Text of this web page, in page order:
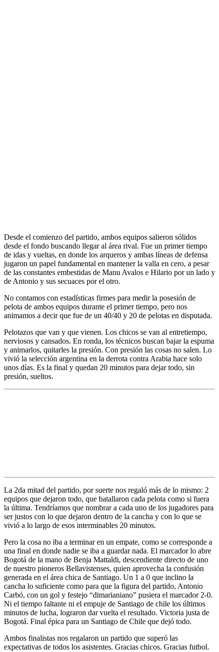
Desde el comienzo del partido, ambos equipos salieron sólidos
desde el fondo buscando llegar al área rival. Fue un primer tiempo
de idas y vueltas, en donde los arqueros y ambas líneas de defensa
jugaron un papel fundamental en mantener la valla en cero, a pesar
de las constantes embestidas de Manu Avalos e Hilario por un lado y
de Antonio y sus secuaces por el otro.
No contamos con estadísticas firmes para medir la posesión de
pelota de ambos equipos durante el primer tiempo, pero nos
animamos a decir que fue de un 40/40 y 20 de pelotas en disputada.
Pelotazos que van y que vienen. Los chicos se van al entretiempo,
nerviosos y cansados. En ronda, los técnicos buscan bajar la espuma
y animarlos, quitarles la presión. Con presión las cosas no salen. Lo
vivió la selección argentina en la derrota contra Arabia hace solo
unos días. Es la final y quedan 20 minutos para dejar todo, sin
presión, sueltos.
La 2da mitad del partido, por suerte nos regaló más de lo mismo: 2
equipos que dejaron todo, que batallaron cada pelota como si fuera
la última. Tendríamos que nombrar a cada uno de los jugadores para
ser justos con lo que dejaron dentro de la cancha y con lo que se
vivió a lo largo de esos interminables 20 minutos.
Pero la cosa no iba a terminar en un empate, como se corresponde a
una final en donde nadie se iba a guardar nada. El marcador lo abre
Bogotá de la mano de Benja Mattaldi, descendiente directo de uno
de nuestro pioneros Bellavistenses, quien aprovecha la confusión
generada en el área chica de Santiago. Un 1 a 0 que inclino la
cancha lo suficiente como para que la figura del partido, Antonio
Carbó, con un gol y festejo “dimarianiano” pusiera el marcador 2-0.
Ni el tiempo faltante ni el empuje de Santiago de chile los últimos
minutos de lucha, lograron dar vuelta el resultado. Victoria justa de
Bogotá. Final épica para un Santiago de Chile que dejó todo.
Ambos finalistas nos regalaron un partido que superó las
expectativas de todos los asistentes. Gracias chicos. Gracias futbol.